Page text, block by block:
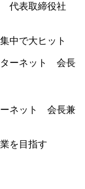
代表取締役社
中で大ヒット
ーネット 会長兼
を目指す